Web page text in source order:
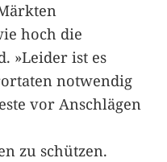
hoch die
»Leider ist es
notwendig
vor Anschlägen
zu schützen.